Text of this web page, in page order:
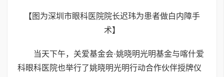
【图为深圳市眼科医院院长迟玮为患者做白内障手
术】
当天下午，关爱基金会·姚晓明光明基金与喀什爱
科眼科医院也举行了姚晓明光明行动合作伙伴授牌仪